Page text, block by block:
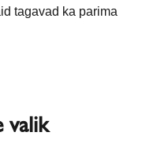
tagavad ka parima
valik